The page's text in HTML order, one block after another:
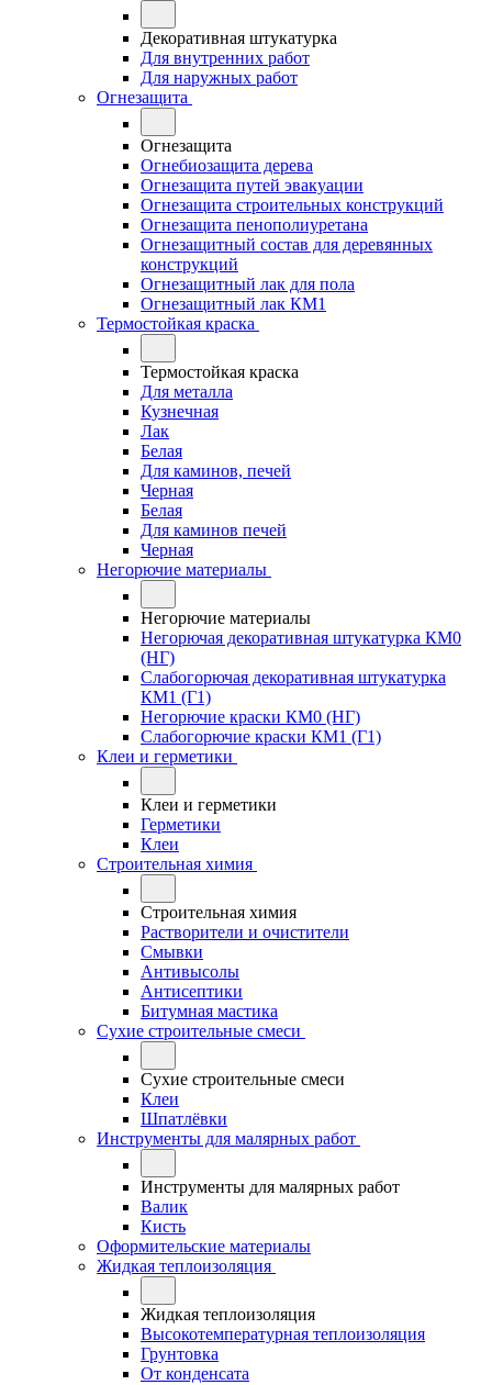
Декоративная штукатурка
Для внутренних работ
Для наружных работ
Огнезащита
Огнезащита
Огнебиозащита дерева
Огнезащита путей эвакуации
Огнезащита строительных конструкций
Огнезащита пенополиуретана
Огнезащитный состав для деревянных
конструкций
Огнезащитный лак для пола
Огнезащитный лак КМ1
Термостойкая краска
Термостойкая краска
Для металла
Кузнечная
Лак
Белая
Для каминов, печей
Черная
Белая
Для каминов печей
Черная
Негорючие материалы
Негорючие материалы
Негорючая декоративная штукатурка КМ0
(НГ)
Слабогорючая декоративная штукатурка
КМ1 (Г1)
Негорючие краски КМ0 (НГ)
Слабогорючие краски КМ1 (Г1)
Клеи и герметики
Клеи и герметики
Герметики
Клеи
Строительная химия
Строительная химия
Растворители и очистители
Смывки
Антивысолы
Антисептики
Битумная мастика
Сухие строительные смеси
Сухие строительные смеси
Клеи
Шпатлёвки
Инструменты для малярных работ
Инструменты для малярных работ
Валик
Кисть
Оформительские материалы
Жидкая теплоизоляция
Жидкая теплоизоляция
Высокотемпературная теплоизоляция
Грунтовка
От конденсата